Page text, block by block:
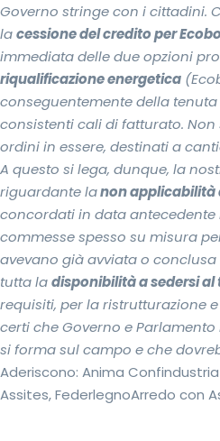
Governo stringe con i cittadini.
lacessione del credito per
immediata delle due opzioni
riqualificazione energetica
conseguentemente della
consistenti cali di fatturato.
ordini in essere, destinati a
A questo si lega, dunque, la
riguardante lanon applicabilità
concordati in data antecedente
commesse spesso su misura
avevano già avviata o
tutta ladisponibilità a sedersi
requisiti, per la ristrutturazione
certi che Governo e
si forma sul campo e che
Aderiscono: Anima
Assites, FederlegnoArredo con